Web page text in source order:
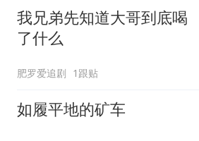
我兄弟先知道大哥到底喝
了什么
肥罗爱追剧 1跟贴
如履平地的矿车